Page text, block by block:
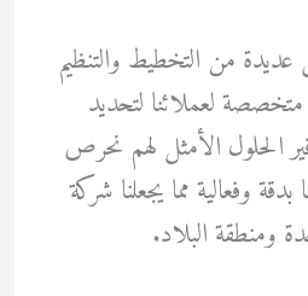
من التخطيط والتنظيم
لعملائنا لتحديد
الحلول الأمثل لهم نحرص
وفعالية مما يجعلنا شركة
ومنطقة البلاد.